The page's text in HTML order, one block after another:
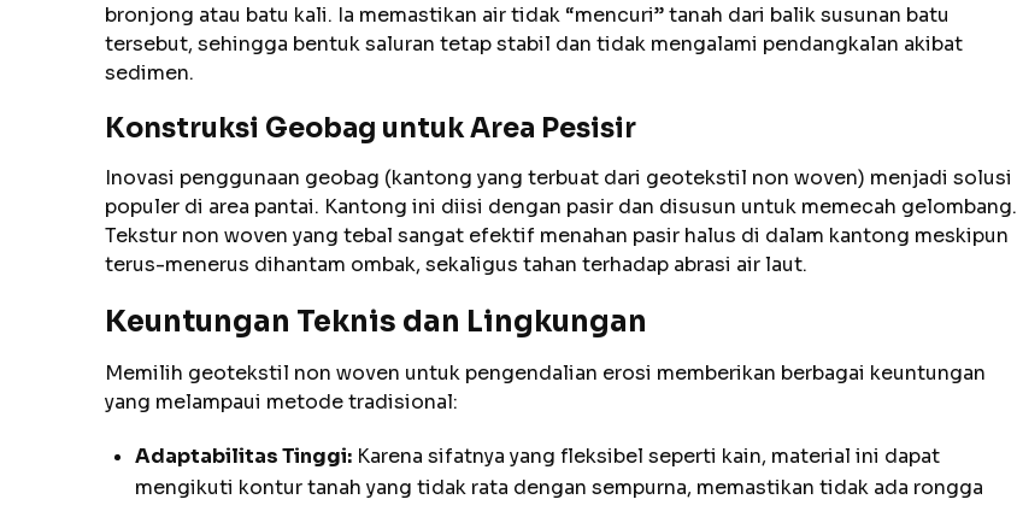
bronjong atau batu kali. Ia memastikan air tidak “mencuri” tanah dari balik susunan batu
tersebut, sehingga bentuk saluran tetap stabil dan tidak mengalami pendangkalan akibat
sedimen.
Konstruksi Geobag untuk Area Pesisir
Inovasi penggunaan geobag (kantong yang terbuat dari geotekstil non woven) menjadi solusi
populer di area pantai. Kantong ini diisi dengan pasir dan disusun untuk memecah gelombang.
Tekstur non woven yang tebal sangat efektif menahan pasir halus di dalam kantong meskipun
terus-menerus dihantam ombak, sekaligus tahan terhadap abrasi air laut.
Keuntungan Teknis dan Lingkungan
Memilih geotekstil non woven untuk pengendalian erosi memberikan berbagai keuntungan
yang melampaui metode tradisional:
Adaptabilitas Tinggi: Karena sifatnya yang fleksibel seperti kain, material ini dapat
mengikuti kontur tanah yang tidak rata dengan sempurna, memastikan tidak ada rongga